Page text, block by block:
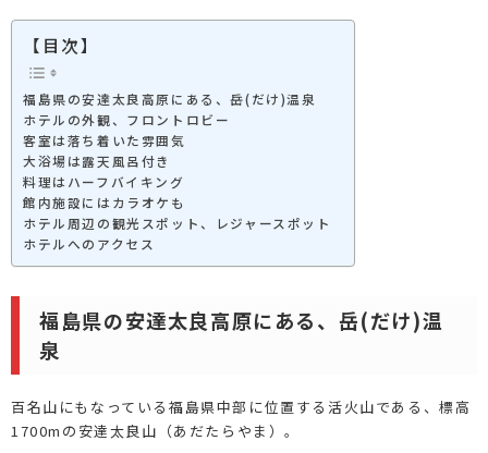
【目次】
福島県の安達太良高原にある、岳(だけ)温泉
ホテルの外観、フロントロビー
客室は落ち着いた雰囲気
大浴場は露天風呂付き
料理はハーフバイキング
館内施設にはカラオケも
ホテル周辺の観光スポット、レジャースポット
ホテルへのアクセス
福島県の安達太良高原にある、岳(だけ)温
泉
百名山にもなっている福島県中部に位置する活火山である、標高
1700mの安達太良山（あだたらやま）。